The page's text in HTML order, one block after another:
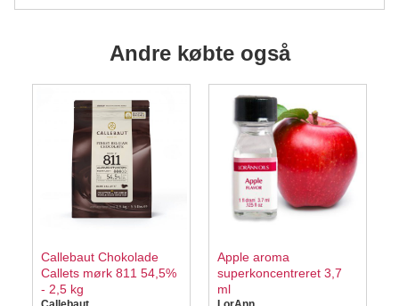
Andre købte også
Callebaut Chokolade
Callets mørk 811 54,5%
- 2,5 kg
Apple aroma
superkoncentreret 3,7
ml